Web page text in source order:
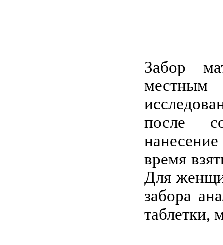
Забор
местным
после
время
Для
забора
таблетки,